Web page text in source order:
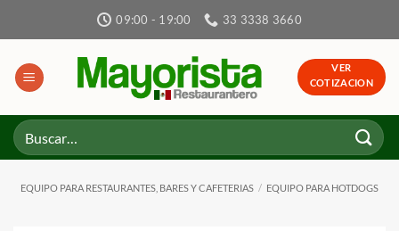
09:00 - 19:00 33 3338 3660
VER
COTIZACION
Buscar
por:
EQUIPO PARA RESTAURANTES, BARES Y CAFETERIAS / EQUIPO PARA HOTDOGS